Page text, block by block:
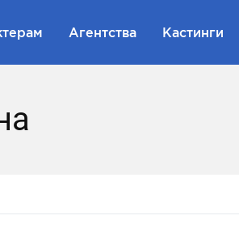
Агентства Кастинги